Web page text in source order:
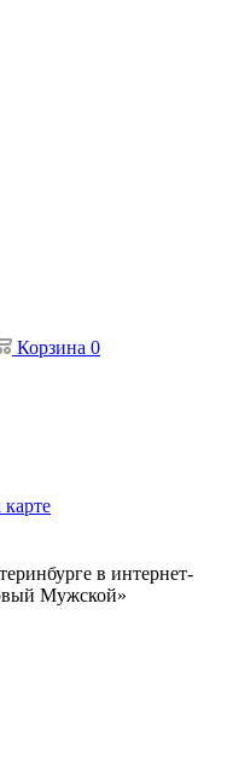
Корзина 0
карте
в интернет-
Мужской»